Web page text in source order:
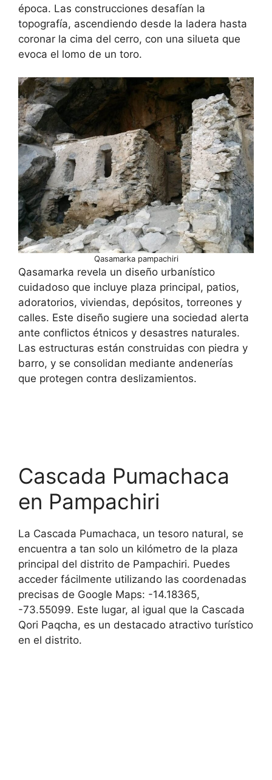
época. Las construcciones desafían la
topografía, ascendiendo desde la ladera hasta
coronar la cima del cerro, con una silueta que
evoca el lomo de un toro.
Qasamarka pampachiri
Qasamarka revela un diseño urbanístico
cuidadoso que incluye plaza principal, patios,
adoratorios, viviendas, depósitos, torreones y
calles. Este diseño sugiere una sociedad alerta
ante conflictos étnicos y desastres naturales.
Las estructuras están construidas con piedra y
barro, y se consolidan mediante andenerías
que protegen contra deslizamientos.
Cascada Pumachaca
en Pampachiri
La Cascada Pumachaca, un tesoro natural, se
encuentra a tan solo un kilómetro de la plaza
principal del distrito de Pampachiri. Puedes
acceder fácilmente utilizando las coordenadas
precisas de Google Maps: -14.18365,
-73.55099. Este lugar, al igual que la Cascada
Qori Paqcha, es un destacado atractivo turístico
en el distrito.